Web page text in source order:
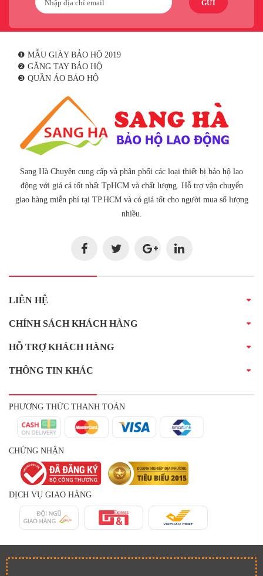
GỬI
❶ MẪU GIÀY BẢO HỘ 2019
❷ GĂNG TAY BẢO HỘ
❸ QUẦN ÁO BẢO HỘ
Sang Hà Chuyên cung cấp và phân phối các loại thiết bị bảo hộ lao
động với giá cả tốt nhất TpHCM và chất lượng. Hỗ trợ vận chuyển
giao hàng miễn phí tại TP.HCM và có giá tốt cho người mua số lượng
nhiều.
LIÊN HỆ
CHÍNH SÁCH KHÁCH HÀNG
HỖ TRỢ KHÁCH HÀNG
THÔNG TIN KHÁC
PHƯƠNG THỨC THANH TOÁN
CHỨNG NHẬN
DỊCH VỤ GIAO HÀNG